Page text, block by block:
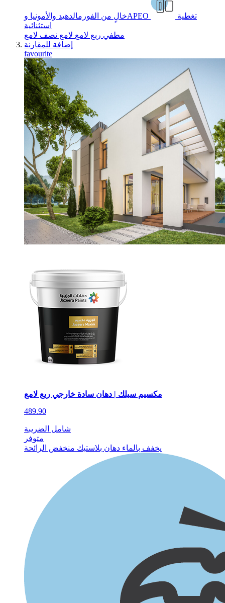
خالٍ من الفورمالدهيد والأمونيا وAPEO
استثنائية
مطفي ربع لامع لامع نصف لامع
إضافة للمقارنة
favourite
مكسيم سيلك | دهان سادة خارجي ربع لامع
489.90
شامل الضريبة
متوفر
يخفف بالماء دهان بلاستيك منخفض الرائحة